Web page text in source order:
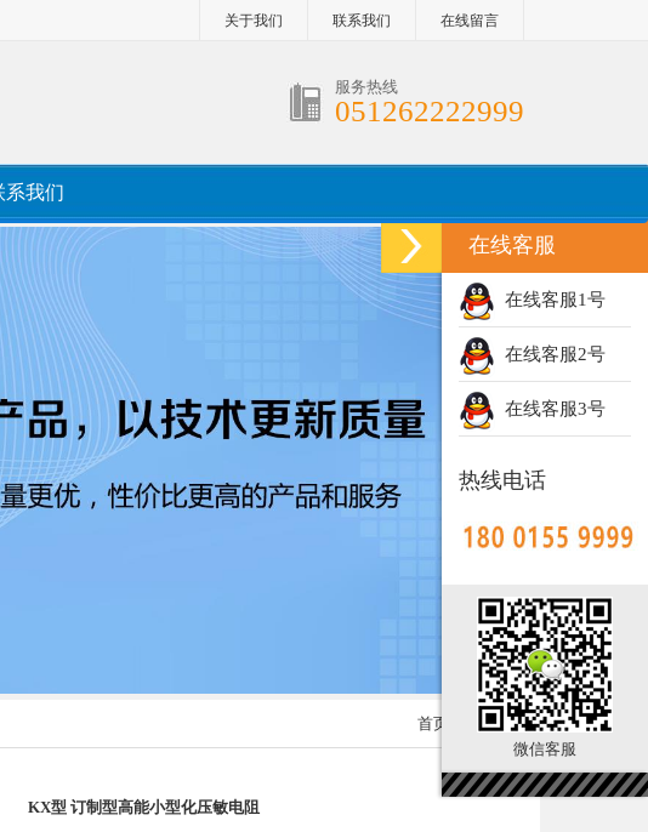
在线留言
联系我们
关于我们
服务热线
051262222999
系我们
首页 > 产品展示
KX型 订制型高能小型化压敏电阻
在线客服
在线客服1号
在线客服2号
在线客服3号
热线电话
微信客服